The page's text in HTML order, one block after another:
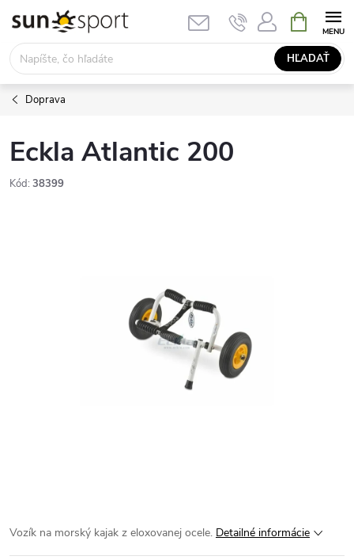
obsah
HĽADAŤ
KOŠÍK
Doprava
Eckla Atlantic 200
Kód: 38399
Vozík na morský kajak z eloxovanej ocele. Detailné informácie